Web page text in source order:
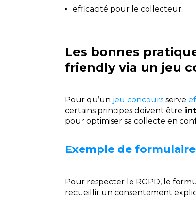
efficacité pour le collecteur.
Les bonnes
friendly via un jeu
Pour qu’un jeu concours serve
certains principes doivent être
pour optimiser sa collecte en
Exemple de
Pour respecter le RGPD, le
recueillir un consentement